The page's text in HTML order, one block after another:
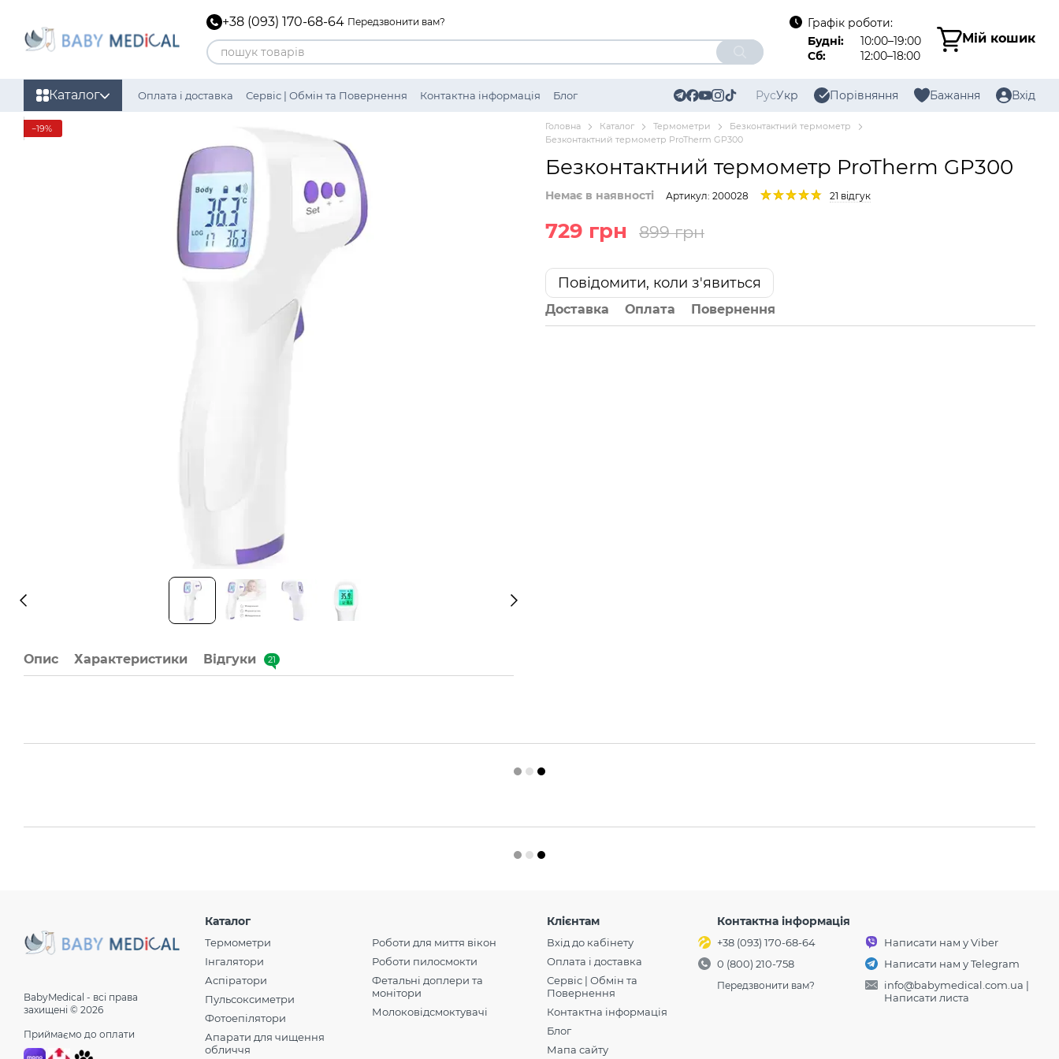
+38 (093) 170-68-64 Передзвонити вам?
Графік роботи:
Будні:
10:00–19:00
Сб:
12:00–18:00
Мій кошик
Каталог Оплата і доставка Сервіс | Обмін та Повернення Контактна інформація
Блог
РусУкр Порівняння Бажання Вхід
−19%
Опис Характеристики Відгуки 21
Головна Каталог Термометри
Безконтактний термометр
Безконтактний термометр ProTherm GP300
Безконтактний термометр ProTherm GP300
Немає в наявності Артикул: 200028 21 відгук
729 грн 899 грн
Повідомити, коли з'явиться
Доставка Оплата Повернення
BabyMedical - всі права
захищені © 2026
Приймаємо до оплати
Каталог
Термометри
Інгалятори
Аспіратори
Пульсоксиметри
Фотоепілятори
Апарати для чищення
обличчя
Роботи для миття вікон
Роботи пилосмокти
Фетальні доплери та
монітори
Молоковідсмоктувачі
Клієнтам
Вхід до кабінету
Оплата і доставка
Сервіс | Обмін та
Повернення
Контактна інформація
Блог
Мапа сайту
Контактна інформація
+38 (093) 170-68-64
0 (800) 210-758
Передзвонити вам?
Написати нам у Viber
Написати нам у Telegram
info@babymedical.com.ua |
Написати листа